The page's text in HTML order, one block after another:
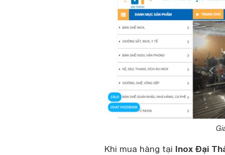
Khi mua hàng tại Inox Đại